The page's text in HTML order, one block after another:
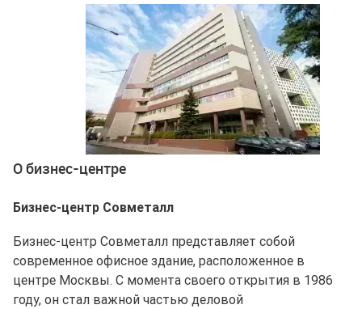
О бизнес-центре
Бизнес-центр Совметалл
Бизнес-центр Совметалл представляет собой
современное офисное здание, расположенное в
центре Москвы. С момента своего открытия в 1986
году, он стал важной частью деловой